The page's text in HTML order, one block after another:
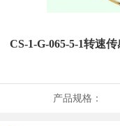
CS-1-G-065-5-1转速
产品规格：